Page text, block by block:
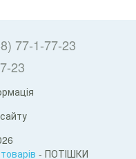
77-1-77-23
23
- ПОТІШКИ